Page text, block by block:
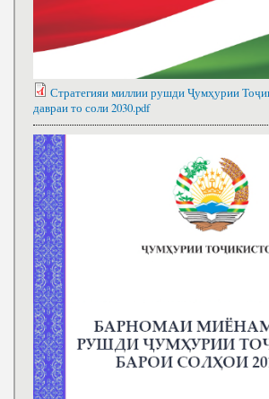
Стратегияи миллии рушди Ҷумҳурии
давраи то соли 2030.pdf